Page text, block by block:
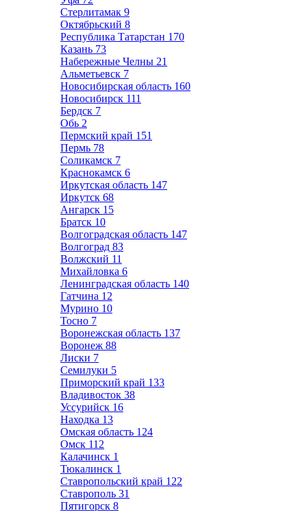
Стерлитамак 9
Октябрьский 8
Республика Татарстан 170
Казань 73
Набережные Челны 21
Альметьевск 7
Новосибирская область 160
Новосибирск 111
Бердск 7
Обь 2
Пермский край 151
Пермь 78
Соликамск 7
Краснокамск 6
Иркутская область 147
Иркутск 68
Ангарск 15
Братск 10
Волгоградская область 147
Волгоград 83
Волжский 11
Михайловка 6
Ленинградская область 140
Гатчина 12
Мурино 10
Тосно 7
Воронежская область 137
Воронеж 88
Лиски 7
Семилуки 5
Приморский край 133
Владивосток 38
Уссурийск 16
Находка 13
Омская область 124
Омск 112
Калачинск 1
Тюкалинск 1
Ставропольский край 122
Ставрополь 31
Пятигорск 8